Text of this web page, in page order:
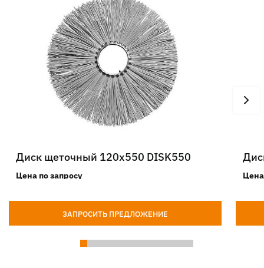
Диск щеточный 120х550 DISK550
Цена по запросу
ЗАПРОСИТЬ ПРЕДЛОЖЕНИЕ